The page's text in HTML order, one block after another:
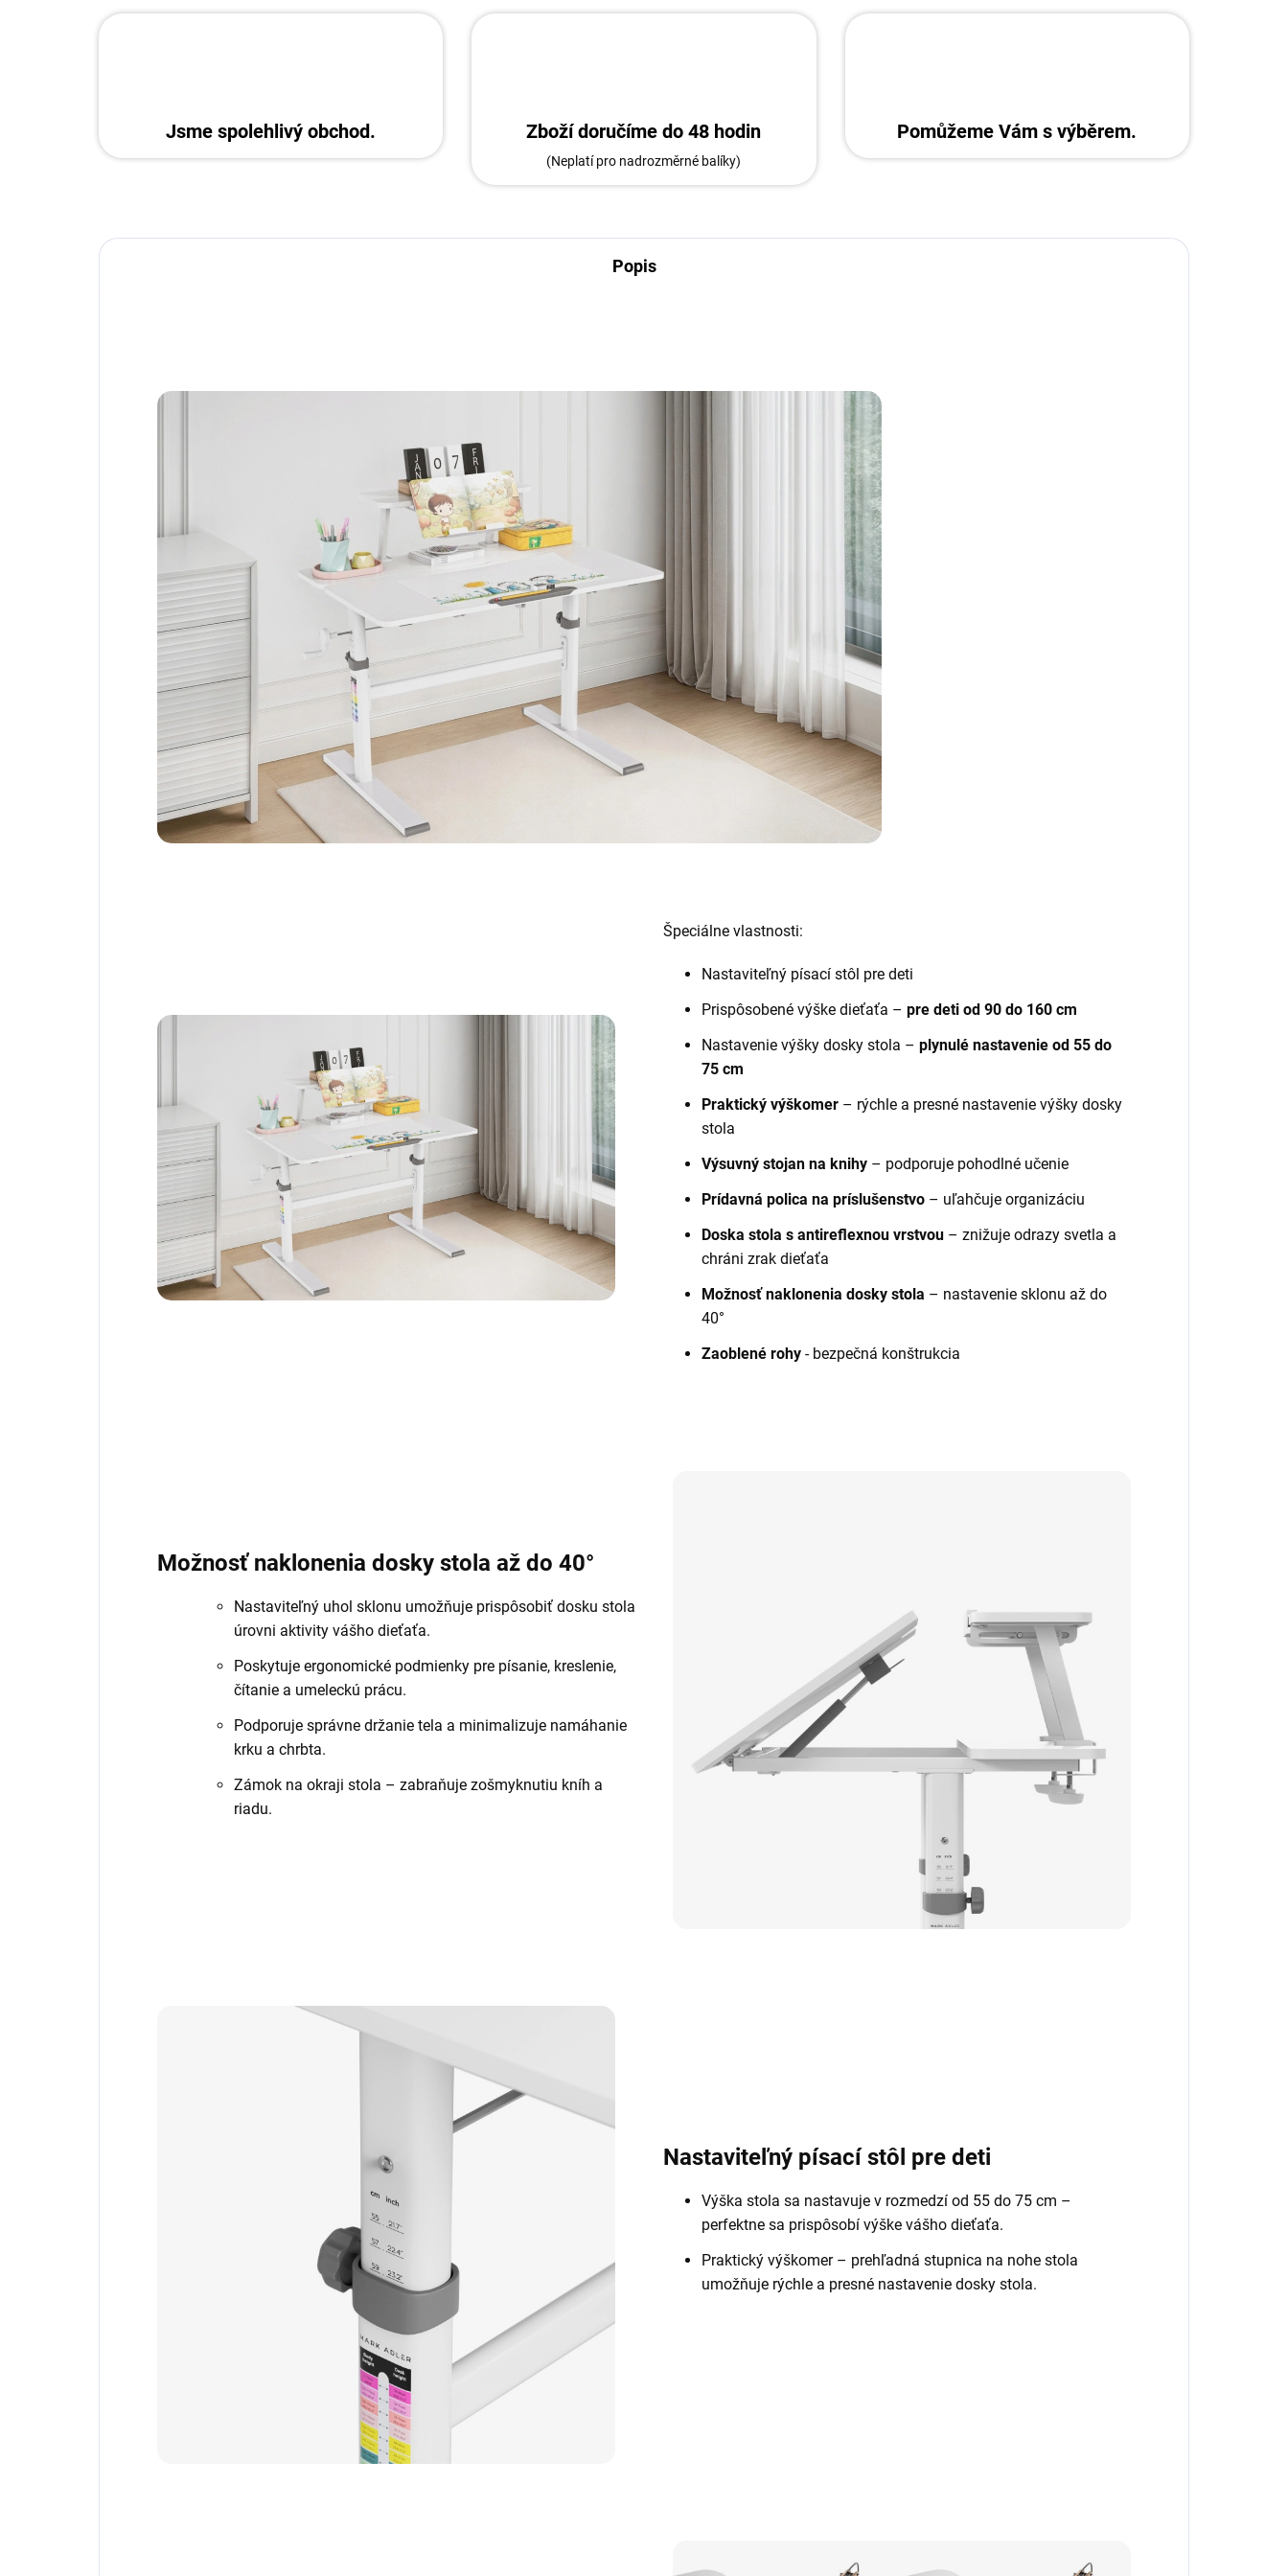
Jsme spolehlivý obchod. Zboží doručíme do 48 hodin
(Neplatí pro nadrozměrné balíky)
Pomůžeme Vám s výběrem.
Popis
Špeciálne vlastnosti:
Nastaviteľný písací stôl pre deti
Prispôsobené výške dieťaťa – pre deti od 90 do 160 cm
Nastavenie výšky dosky stola – plynulé nastavenie od 55 do
75 cm
Praktický výškomer – rýchle a presné nastavenie výšky dosky
stola
Výsuvný stojan na knihy – podporuje pohodlné učenie
Prídavná polica na príslušenstvo – uľahčuje organizáciu
Doska stola s antireflexnou vrstvou – znižuje odrazy svetla a
chráni zrak dieťaťa
Možnosť naklonenia dosky stola – nastavenie sklonu až do
40°
Zaoblené rohy - bezpečná konštrukcia
Možnosť naklonenia dosky stola až do 40°
Nastaviteľný uhol sklonu umožňuje prispôsobiť dosku stola
úrovni aktivity vášho dieťaťa.
Poskytuje ergonomické podmienky pre písanie, kreslenie,
čítanie a umeleckú prácu.
Podporuje správne držanie tela a minimalizuje namáhanie
krku a chrbta.
Zámok na okraji stola – zabraňuje zošmyknutiu kníh a
riadu.
Nastaviteľný písací stôl pre deti
Výška stola sa nastavuje v rozmedzí od 55 do 75 cm –
perfektne sa prispôsobí výške vášho dieťaťa.
Praktický výškomer – prehľadná stupnica na nohe stola
umožňuje rýchle a presné nastavenie dosky stola.